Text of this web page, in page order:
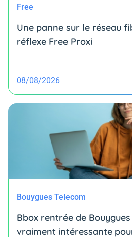
Free
Une panne sur le réseau
réflexe Free Proxi
08/08/2026
Bouygues Telecom
Bbox rentrée de
vraiment intéressante